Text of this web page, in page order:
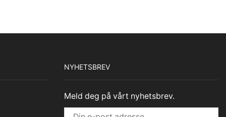
NYHETSBREV
Meld deg på vårt nyhetsbrev.